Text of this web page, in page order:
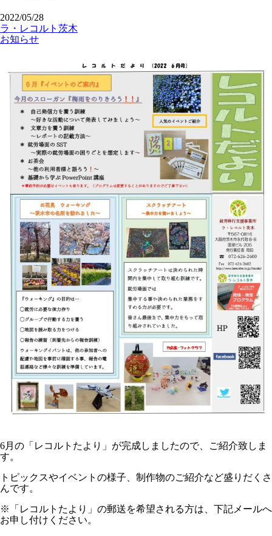
2022/05/28
ラ・レコルト茨木
お知らせ
6月の「レコルトたより」が完成しましたので、ご紹介致しま
す。
トピックスやイベントの様子、制作物のご紹介など盛りだくさ
んです。
※「レコルトたより」の郵送を希望される方は、下記メールへ
お申し付けください。